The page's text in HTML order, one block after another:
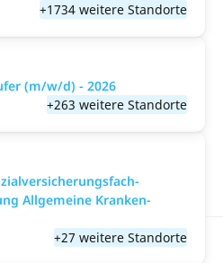
+1734 weitere Standorte
(m/w/d) - 2026
+263 weitere Standorte
All­gemeine Kranken­
+27 weitere Standorte